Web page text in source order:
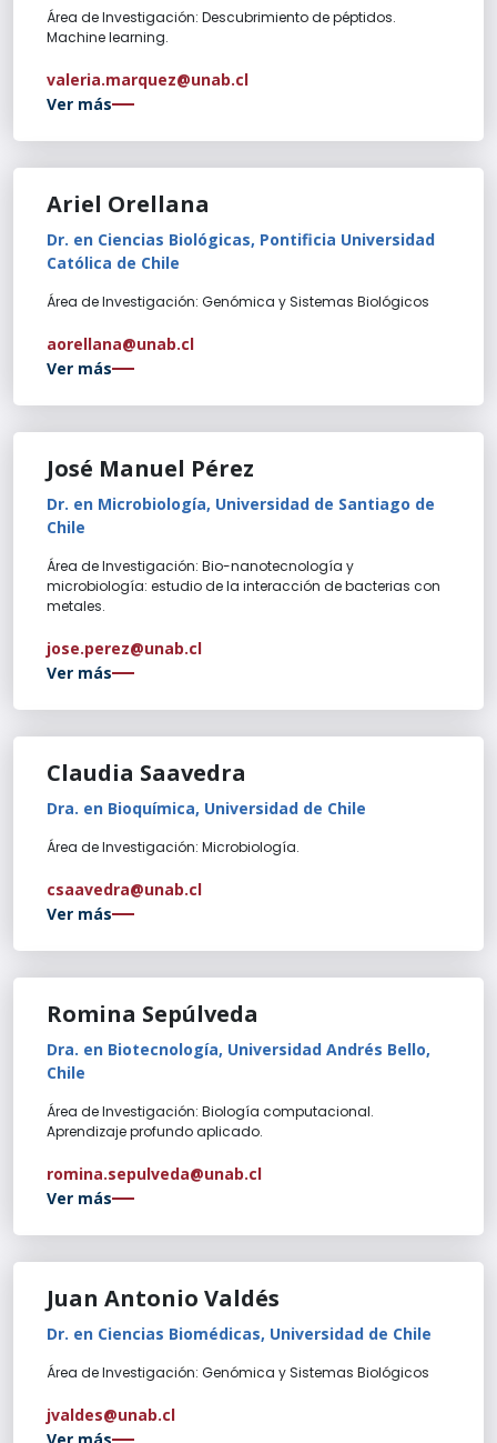
Área de Investigación: Descubrimiento de péptidos.
Machine learning.
valeria.marquez@unab.cl
Ver más
Ariel Orellana
Dr. en Ciencias Biológicas, Pontificia Universidad
Católica de Chile
Área de Investigación: Genómica y Sistemas Biológicos
aorellana@unab.cl
Ver más
José Manuel Pérez
Dr. en Microbiología, Universidad de Santiago de
Chile
Área de Investigación: Bio-nanotecnología y
microbiología: estudio de la interacción de bacterias con
metales.
jose.perez@unab.cl
Ver más
Claudia Saavedra
Dra. en Bioquímica, Universidad de Chile
Área de Investigación: Microbiología.
csaavedra@unab.cl
Ver más
Romina Sepúlveda
Dra. en Biotecnología, Universidad Andrés Bello,
Chile
Área de Investigación: Biología computacional.
Aprendizaje profundo aplicado.
romina.sepulveda@unab.cl
Ver más
Juan Antonio Valdés
Dr. en Ciencias Biomédicas, Universidad de Chile
Área de Investigación: Genómica y Sistemas Biológicos
jvaldes@unab.cl